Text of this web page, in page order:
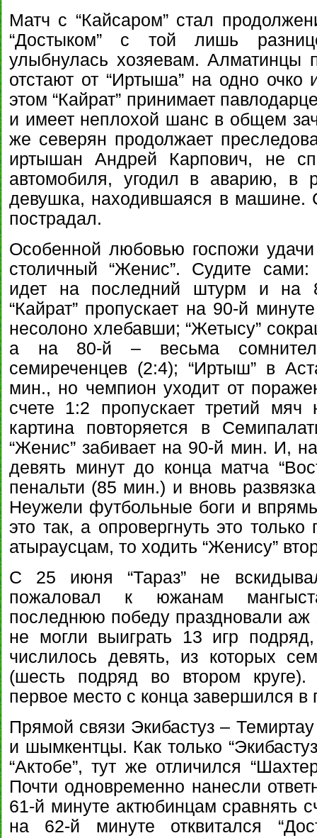
Матч с “Кайсаром” стал
“Достыком” с той лишь
улыбнулась хозяевам. Алматинцы
отстают от “Иртыша” на одно
этом “Кайрат” принимает
и имеет неплохой шанс в общем
же северян продолжает
иртышан Андрей Карпович, не
автомобиля, угодил в аварию, в
девушка, находившаяся в машине.
пострадал.
Особенной любовью госпожи удачи
столичный “Женис”. Судите
идет на последний штурм и на
“Кайрат” пропускает на 90-й
несолоно хлебавши; “Жетысу”
а на 80-й – весьма
семиреченцев (2:4); “Иртыш” в
мин., но чемпион уходит от
счете 1:2 пропускает третий
картина повторяется в
“Женис” забивает на 90-й мин. И,
девять минут до конца матча
пенальти (85 мин.) и вновь
Неужели футбольные боги и
это так, а опровергнуть это
атыраусцам, то ходить “Женису”
С 25 июня “Тараз” не
пожаловал к южанам
последнюю победу праздновали
не могли выиграть 13 игр
числилось девять, из которых
(шесть подряд во втором
первое место с конца завершился в
Прямой связи Экибастуз –
и шымкентцы. Как только
“Актобе”, тут же отличился
Почти одновременно нанесли
61-й минуте актюбинцам сравнять
на 62-й минуте отквитался